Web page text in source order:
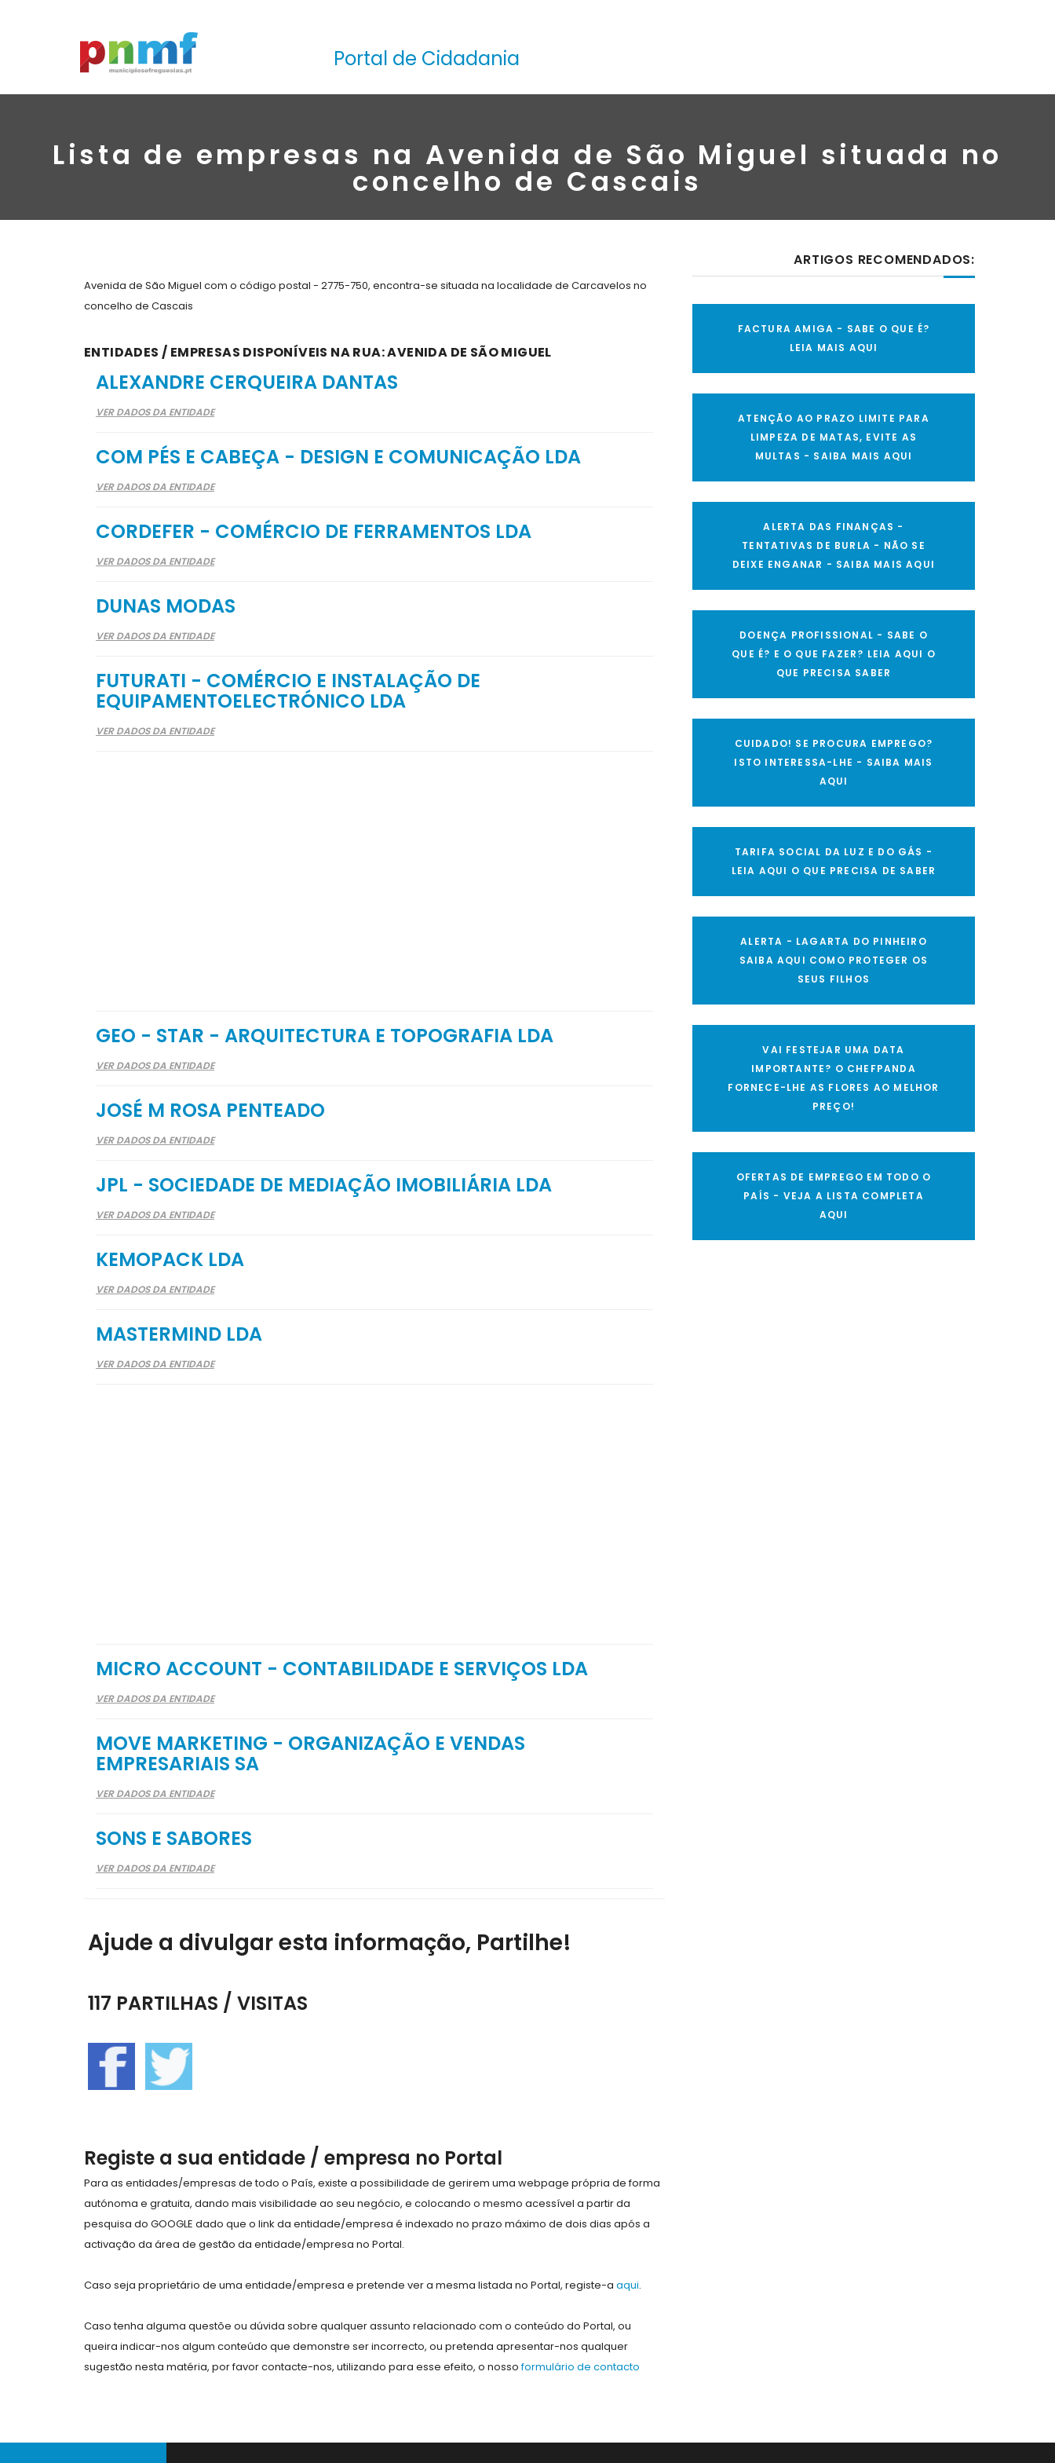
Portal de Cidadania
Lista de empresas na Avenida de São Miguel situada no
concelho de Cascais
Avenida de São Miguel com o código postal - 2775-750, encontra-se situada na localidade de Carcavelos no
concelho de Cascais
ENTIDADES / EMPRESAS DISPONÍVEIS NA RUA: AVENIDA DE SÃO MIGUEL
ALEXANDRE CERQUEIRA DANTAS
VER DADOS DA ENTIDADE
COM PÉS E CABEÇA - DESIGN E COMUNICAÇÃO LDA
VER DADOS DA ENTIDADE
CORDEFER - COMÉRCIO DE FERRAMENTOS LDA
VER DADOS DA ENTIDADE
DUNAS MODAS
VER DADOS DA ENTIDADE
FUTURATI - COMÉRCIO E INSTALAÇÃO DE
EQUIPAMENTOELECTRÓNICO LDA
VER DADOS DA ENTIDADE
GEO - STAR - ARQUITECTURA E TOPOGRAFIA LDA
VER DADOS DA ENTIDADE
JOSÉ M ROSA PENTEADO
VER DADOS DA ENTIDADE
JPL - SOCIEDADE DE MEDIAÇÃO IMOBILIÁRIA LDA
VER DADOS DA ENTIDADE
KEMOPACK LDA
VER DADOS DA ENTIDADE
MASTERMIND LDA
VER DADOS DA ENTIDADE
MICRO ACCOUNT - CONTABILIDADE E SERVIÇOS LDA
VER DADOS DA ENTIDADE
MOVE MARKETING - ORGANIZAÇÃO E VENDAS
EMPRESARIAIS SA
VER DADOS DA ENTIDADE
SONS E SABORES
VER DADOS DA ENTIDADE
Ajude a divulgar esta informação, Partilhe!
117 PARTILHAS / VISITAS
Registe a sua entidade / empresa no Portal
Para as entidades/empresas de todo o País, existe a possibilidade de gerirem uma webpage própria de forma
autónoma e gratuita, dando mais visibilidade ao seu negócio, e colocando o mesmo acessível a partir da
pesquisa do GOOGLE dado que o link da entidade/empresa é indexado no prazo máximo de dois dias após a
activação da área de gestão da entidade/empresa no Portal.
Caso seja proprietário de uma entidade/empresa e pretende ver a mesma listada no Portal, registe-a aqui.
Caso tenha alguma questõe ou dúvida sobre qualquer assunto relacionado com o conteúdo do Portal, ou
queira indicar-nos algum conteúdo que demonstre ser incorrecto, ou pretenda apresentar-nos qualquer
sugestão nesta matéria, por favor contacte-nos, utilizando para esse efeito, o nossoformulário de contacto
ARTIGOS RECOMENDADOS:
FACTURA AMIGA - SABE O QUE É?
LEIA MAIS AQUI
ATENÇÃO AO PRAZO LIMITE PARA
LIMPEZA DE MATAS, EVITE AS
MULTAS - SAIBA MAIS AQUI
ALERTA DAS FINANÇAS -
TENTATIVAS DE BURLA - NÃO SE
DEIXE ENGANAR - SAIBA MAIS AQUI
DOENÇA PROFISSIONAL - SABE O
QUE É? E O QUE FAZER? LEIA AQUI O
QUE PRECISA SABER
CUIDADO! SE PROCURA EMPREGO?
ISTO INTERESSA-LHE - SAIBA MAIS
AQUI
TARIFA SOCIAL DA LUZ E DO GÁS -
LEIA AQUI O QUE PRECISA DE SABER
ALERTA - LAGARTA DO PINHEIRO
SAIBA AQUI COMO PROTEGER OS
SEUS FILHOS
VAI FESTEJAR UMA DATA
IMPORTANTE? O CHEFPANDA
FORNECE-LHE AS FLORES AO MELHOR
PREÇO!
OFERTAS DE EMPREGO EM TODO O
PAÍS - VEJA A LISTA COMPLETA
AQUI